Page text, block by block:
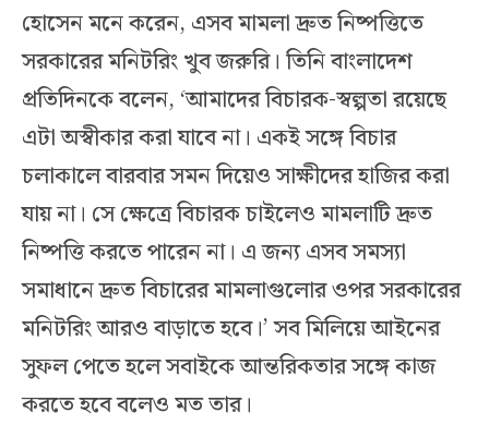
হোসেন মনে করেন, এসব মামলা দ্রুত নিষ্পত্তিতে
সরকারের মনিটরিং খুব জরুরি। তিনি বাংলাদেশ
প্রতিদিনকে বলেন, ‘আমাদের বিচারক-স্বল্পতা রয়েছে
এটা অস্বীকার করা যাবে না। একই সঙ্গে বিচার
চলাকালে বারবার সমন দিয়েও সাক্ষীদের হাজির করা
যায় না। সে ক্ষেত্রে বিচারক চাইলেও মামলাটি দ্রুত
নিষ্পত্তি করতে পারেন না। এ জন্য এসব সমস্যা
সমাধানে দ্রুত বিচারের মামলাগুলোর ওপর সরকারের
মনিটরিং আরও বাড়াতে হবে।’ সব মিলিয়ে আইনের
সুফল পেতে হলে সবাইকে আন্তরিকতার সঙ্গে কাজ
করতে হবে বলেও মত তার।